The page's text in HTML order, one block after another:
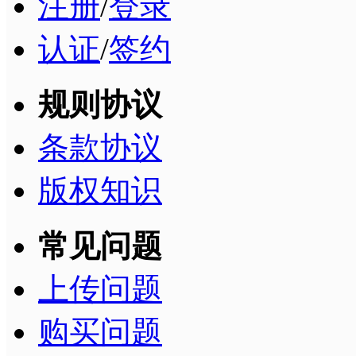
认证/签约
规则协议
条款协议
版权知识
常见问题
上传问题
购买问题